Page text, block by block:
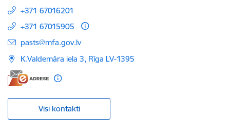
+371 67016201
+371 67015905
E-pasts:
pasts@mfa.gov.lv
K.Valdemāra iela 3, Rīga LV-1395
Visi kontakti